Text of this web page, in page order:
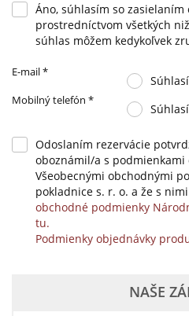
Áno, súhlasím so
prostredníctvom všetkých
súhlas môžem kedykoľvek
E-mail*
Mobilný telefón *
Odoslaním rezervácie
oboznámil/a s
Všeobecnými obchodnými
pokladnice s. r. o. a že s
obchodné podmienky
tu.
Podmienky objednávky
NAŠE